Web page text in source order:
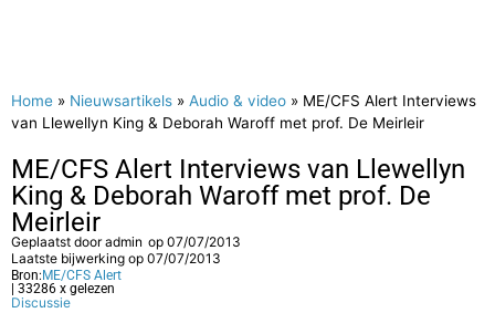
Home » Nieuwsartikels » Audio & video » ME/CFS Alert Interviews
van Llewellyn King & Deborah Waroff met prof. De Meirleir
ME/CFS Alert Interviews van Llewellyn
King & Deborah Waroff met prof. De
Meirleir
Geplaatst dooradmin op 07/07/2013
Laatste bijwerking op 07/07/2013
Bron: ME/CFS Alert
| 33286 x gelezen
Discussie